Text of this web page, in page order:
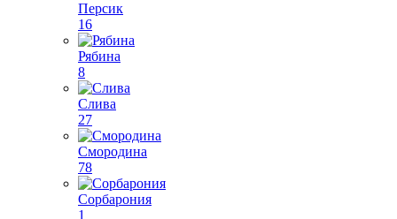
Персик
16
Рябина
8
Слива
27
Смородина
78
Сорбарония
1